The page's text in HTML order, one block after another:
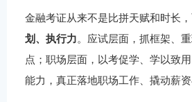
金融考证从来不是比拼天赋和时长
划、执行力。应试层面，抓框架、
点；职场层面，以考促学、学以致
能力，真正落地职场工作、撬动薪资